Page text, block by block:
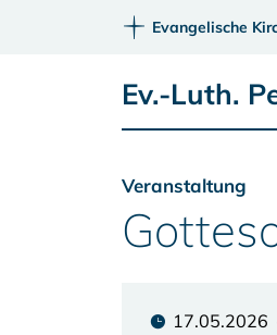
Evangelische
Ev.-Luth.
Veranstaltung
17.05.2026